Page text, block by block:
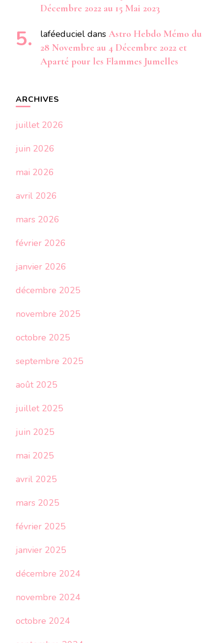
Décembre 2022 au 15 Mai 2023
laféeduciel dans Astro Hebdo Mémo du
28 Novembre au 4 Décembre 2022 et
Aparté pour les Flammes Jumelles
ARCHIVES
juillet 2026
juin 2026
mai 2026
avril 2026
mars 2026
février 2026
janvier 2026
décembre 2025
novembre 2025
octobre 2025
septembre 2025
août 2025
juillet 2025
juin 2025
mai 2025
avril 2025
mars 2025
février 2025
janvier 2025
décembre 2024
novembre 2024
octobre 2024